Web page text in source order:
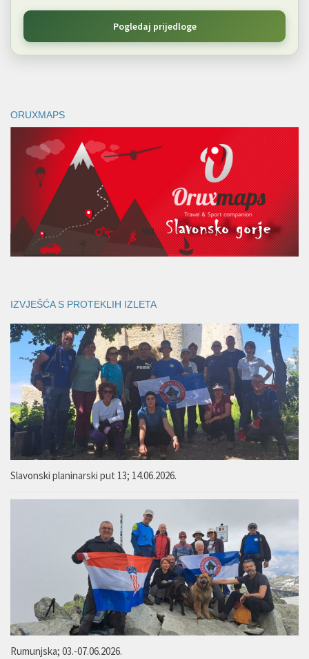
Pogledaj prijedloge
ORUXMAPS
IZVJEŠĆA S PROTEKLIH IZLETA
Slavonski planinarski put 13; 14.06.2026.
Rumunjska; 03.-07.06.2026.